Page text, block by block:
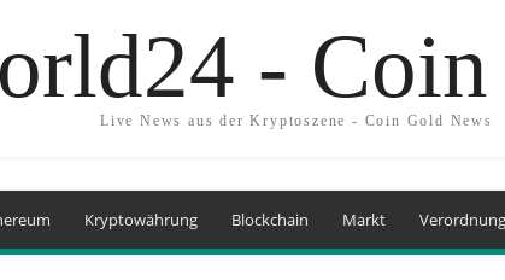
-
Live News aus der Kryptoszene - Coin Gold News
Kryptowährung Blockchain Markt Verordnung